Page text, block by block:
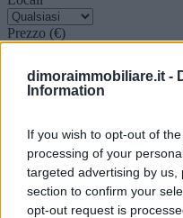
dimoraimmobiliare.it -
Information
If you wish to opt-out of
processing of your
targeted advertising by
section to confirm your
opt-out request is
Prezzo (€)
Studio Antili -